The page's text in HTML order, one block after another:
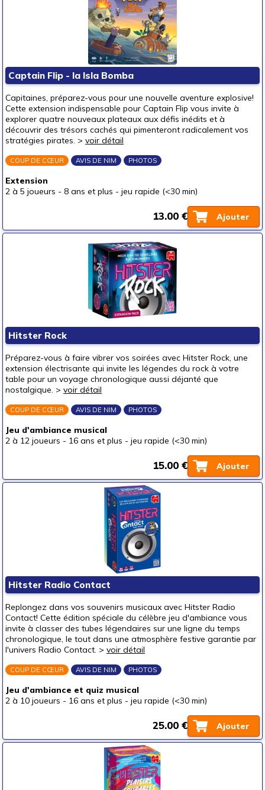
Captain Flip - la Isla Bomba
Capitaines, préparez-vous pour une nouvelle aventure explosive!
Cette extension indispensable pour Captain Flip vous invite à
explorer quatre nouveaux plateaux aux défis inédits et à
découvrir des trésors cachés qui pimenteront radicalement vos
stratégies pirates. > voir détail
COUP DE CŒUR AVIS DE NIM PHOTOS
Extension
2 à 5 joueurs - 8 ans et plus - jeu rapide (<30 min)
Ajouter
13.00 €
Hitster Rock
Préparez-vous à faire vibrer vos soirées avec Hitster Rock, une
extension électrisante qui invite les légendes du rock à votre
table pour un voyage chronologique aussi déjanté que
nostalgique. > voir détail
COUP DE CŒUR AVIS DE NIM PHOTOS
Jeu d'ambiance musical
2 à 12 joueurs - 16 ans et plus - jeu rapide (<30 min)
Ajouter
15.00 €
Hitster Radio Contact
Replongez dans vos souvenirs musicaux avec Hitster Radio
Contact! Cette édition spéciale du célèbre jeu d'ambiance vous
invite à classer des tubes légendaires sur une ligne du temps
chronologique, le tout dans une atmosphère festive garantie par
l'univers Radio Contact. > voir détail
COUP DE CŒUR AVIS DE NIM PHOTOS
Jeu d'ambiance et quiz musical
2 à 10 joueurs - 16 ans et plus - jeu rapide (<30 min)
Ajouter
25.00 €